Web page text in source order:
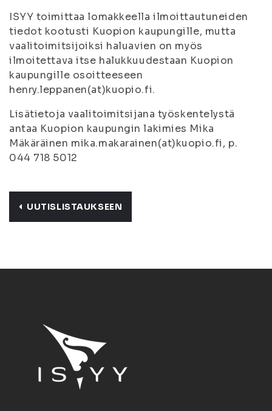
ISYY toimittaa lomakkeella ilmoittautuneiden
tiedot kootusti Kuopion kaupungille, mutta
vaalitoimitsijoiksi haluavien on myös
ilmoitettava itse halukkuudestaan Kuopion
kaupungille osoitteeseen
henry.leppanen(at)kuopio.fi.
Lisätietoja vaalitoimitsijana työskentelystä
antaa Kuopion kaupungin lakimies Mika
Mäkäräinen mika.makarainen(at)kuopio.fi, p.
044 718 5012
UUTISLISTAUKSEEN